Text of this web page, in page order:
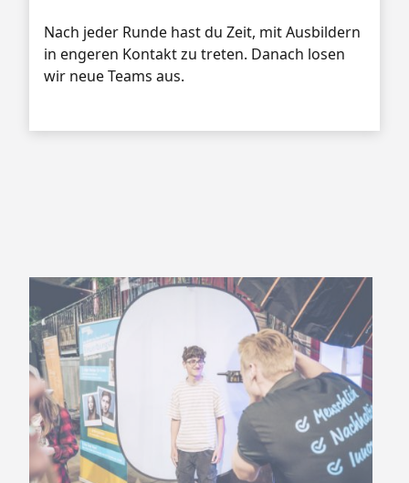
Nach jeder Runde hast du Zeit, mit Ausbildern
in engeren Kontakt zu treten. Danach losen
wir neue Teams aus.